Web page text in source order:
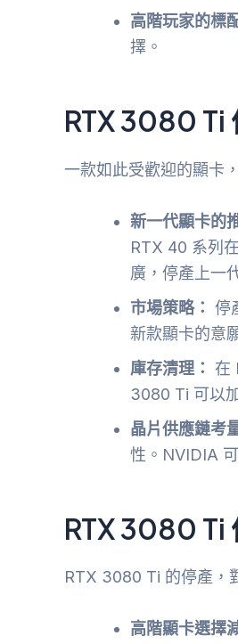
高階玩家的標
擇。
RTX 3080 Ti
一款如此受歡迎的顯卡
新一代顯卡的
RTX 40 系列
廣，停產上一
市場策略： 停
新款顯卡的意
庫存清理：
在
3080 Ti 可以
晶片供應鏈考
性。NVIDIA
RTX 3080 Ti
RTX 3080 Ti 的停產，
高階顯卡選擇